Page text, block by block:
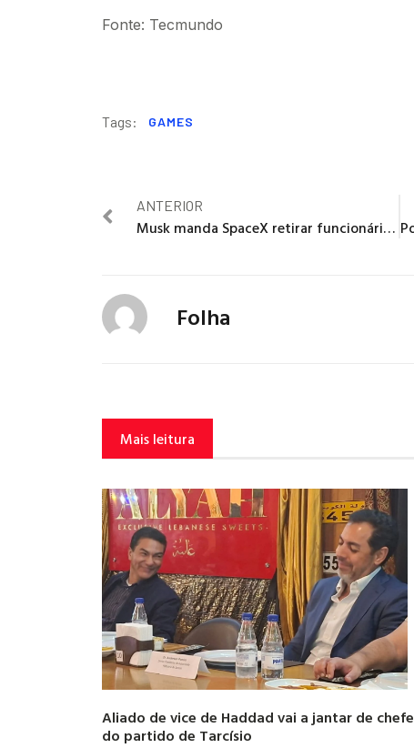
Fonte: Tecmundo
Tags: GAMES
ANTERIOR
Musk manda SpaceX retirar funcionários do Brasil em meio a embates com STF
Folha
Mais leitura
Aliado de vice de Haddad vai a jantar de chefe
do partido de Tarcísio